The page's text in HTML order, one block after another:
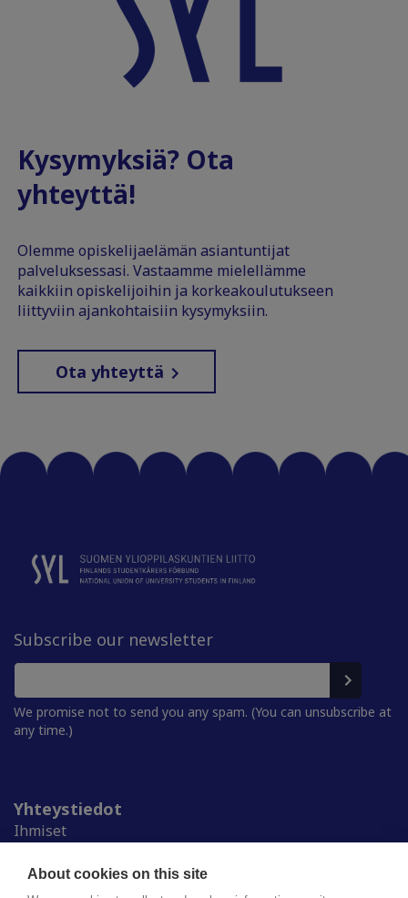
About cookies on this site
Kysymyksiä? Ota
yhteyttä!
Olemme opiskelijaelämän asiantuntijat
palveluksessasi. Vastaamme mielellämme
kaikkiin opiskelijoihin ja korkeakoulutukseen
liittyviin ajankohtaisiin kysymyksiin.
Ota yhteyttä
Subscribe our newsletter
We promise not to send you any spam. (You can unsubscribe at
any time.)
Yhteystiedot
Ihmiset
Ylioppilaskunnat